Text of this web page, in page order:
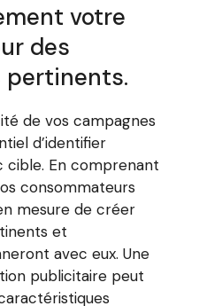
votre
des
pertinents.
de vos campagnes
d’identifier
En comprenant
consommateurs
mesure de créer
et
avec eux. Une
publicitaire peut